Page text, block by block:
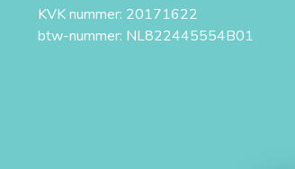
KVK nummer: 20171622
btw-nummer: NL822445554B01